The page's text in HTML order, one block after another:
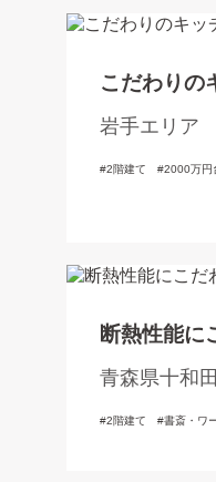
こだわりの
家
岩手エリア
2階建て 2000万円
断熱性能に
青森県十和
2階建て 書斎・ワ